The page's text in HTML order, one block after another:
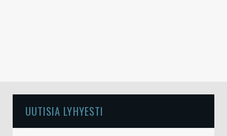
UUTISIA LYHYESTI